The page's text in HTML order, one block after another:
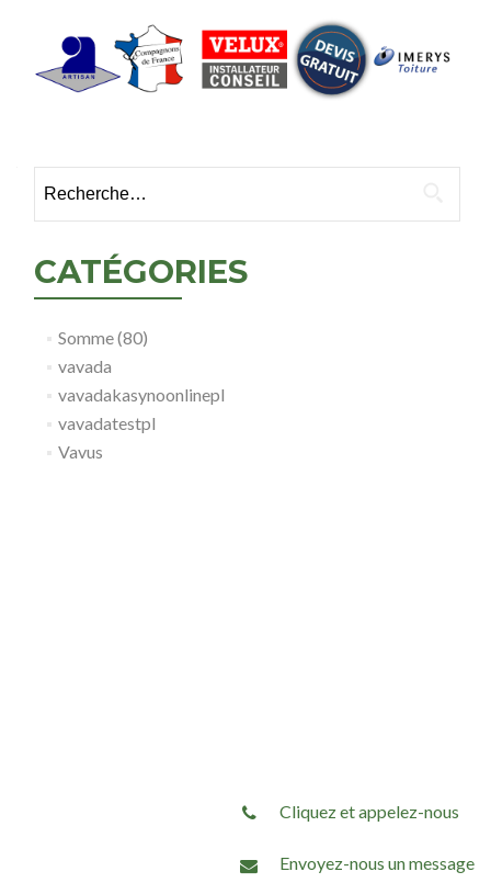
CATÉGORIES
Somme (80)
vavada
vavadakasynoonlinepl
vavadatestpl
Vavus
Cliquez et appelez-nous
Envoyez-nous un message